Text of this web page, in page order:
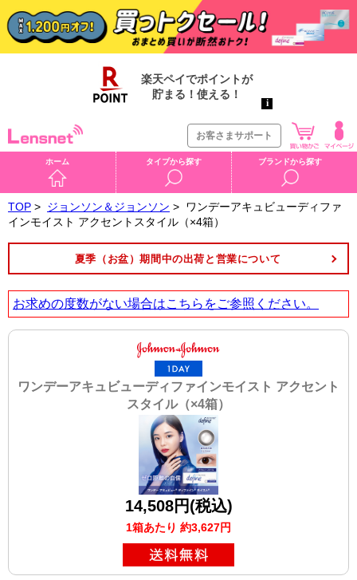
お客さまサポート
ホーム タイプから探す ブランドから探す
TOP > ジョンソン＆ジョンソン > ワンデーアキュビューディファ
インモイスト アクセントスタイル（×4箱）
夏季（お盆）期間中の出荷と営業について
お求めの度数がない場合はこちら をご参照ください。
ワンデーアキュビューディファインモイスト アクセント
スタイル（×4箱）
14,508円(税込)
1箱あたり 約3,627円